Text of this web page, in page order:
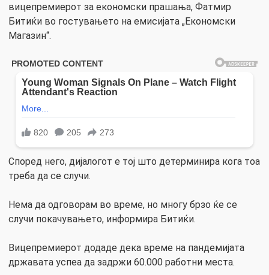
вицепремиерот за економски прашања, Фатмир
Битиќи во гостувањето на емисијата „Економски
Магазин“.
Според него, дијалогот е тој што детерминира кога тоа
треба да се случи.
Нема да одговорам во време, но многу брзо ќе се
случи покачувањето, информира Битиќи.
Вицепремиерот додаде дека време на пандемијата
државата успеа да задржи 60.000 работни места.